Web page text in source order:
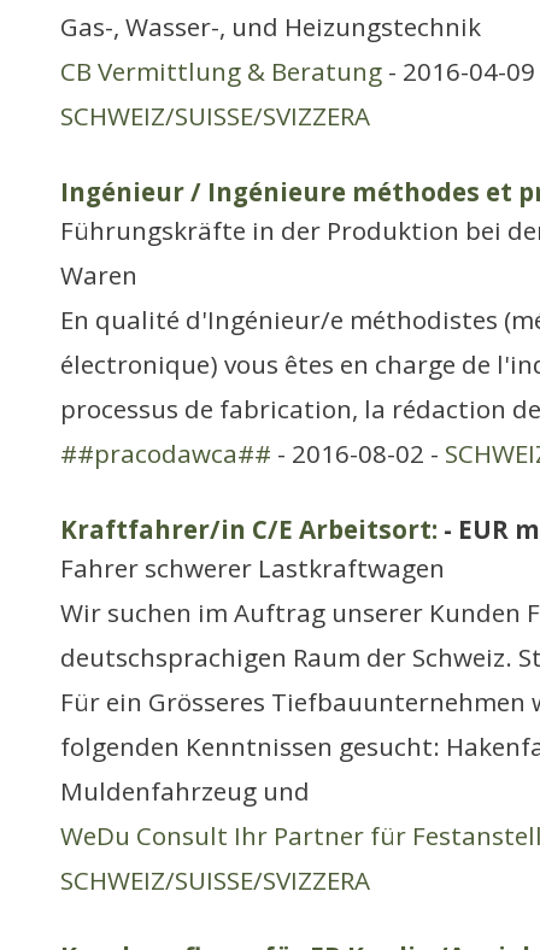
Gas-, Wasser-, und Heizungstechnik
CB Vermittlung & Beratung - 2016-04-
SCHWEIZ/SUISSE/SVIZZERA
Ingénieur / Ingénieure méthodes et
Führungskräfte in der Produktion bei
Waren
En qualité d'Ingénieur/e méthodistes
électronique) vous êtes en charge de
processus de fabrication, la rédaction de
##pracodawca## - 2016-08-02 -
Kraftfahrer/in C/E Arbeitsort: - EUR
Fahrer schwerer Lastkraftwagen
Wir suchen im Auftrag unserer Kunden
deutschsprachigen Raum der Schweiz.
Für ein Grösseres
folgenden Kenntnissen gesucht:
Muldenfahrzeug und
WeDu Consult Ihr Partner für
SCHWEIZ/SUISSE/SVIZZERA